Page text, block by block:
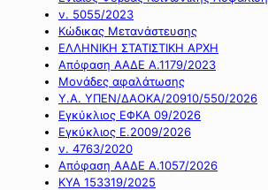
ν. 5055/2023
Κώδικας Μετανάστευσης
ΕΛΛΗΝΙΚΗ ΣΤΑΤΙΣΤΙΚΗ ΑΡΧΗ
Απόφαση ΑΑΔΕ Α.1179/2023
Μονάδες αφαλάτωσης
Υ.Α. ΥΠΕΝ/ΔΑΟΚΑ/20910/550/2026
Εγκύκλιος ΕΦΚΑ 09/2026
Εγκύκλιος Ε.2009/2026
ν. 4763/2020
Απόφαση ΑΑΔΕ Α.1057/2026
ΚΥΑ 153319/2025